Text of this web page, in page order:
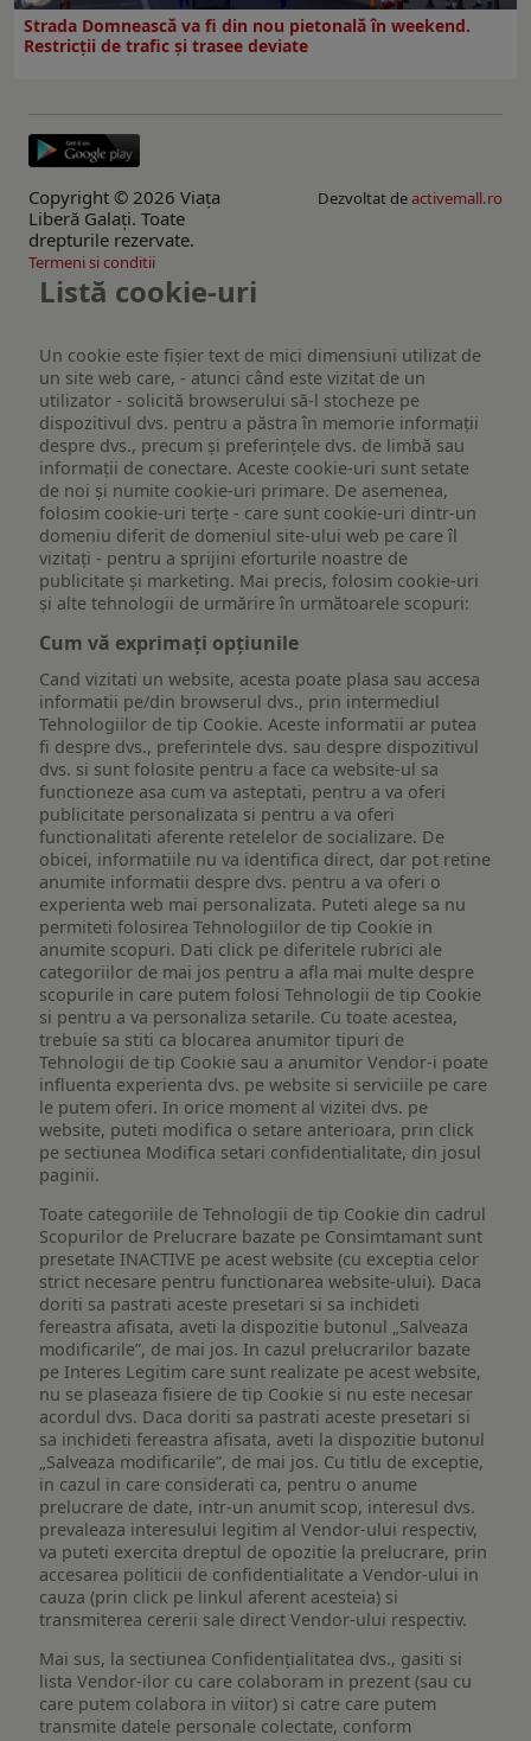
Strada Domnească va fi din nou pietonală în weekend.
Restricţii de trafic şi trasee deviate
Copyright © 2026 Viaţa
Liberă Galaţi. Toate
drepturile rezervate.
Dezvoltat deactivemall.ro
Termeni si conditii
Listă cookie-uri
Un cookie este fişier text de mici dimensiuni utilizat de
un site web care, - atunci când este vizitat de un
utilizator - solicită browserului să-l stocheze pe
dispozitivul dvs. pentru a păstra în memorie informații
despre dvs., precum și preferințele dvs. de limbă sau
informații de conectare. Aceste cookie-uri sunt setate
de noi și numite cookie-uri primare. De asemenea,
folosim cookie-uri terțe - care sunt cookie-uri dintr-un
domeniu diferit de domeniul site-ului web pe care îl
vizitați - pentru a sprijini eforturile noastre de
publicitate și marketing. Mai precis, folosim cookie-uri
și alte tehnologii de urmărire în următoarele scopuri:
Cum vă exprimați opțiunile
Cand vizitati un website, acesta poate plasa sau accesa
informatii pe/din browserul dvs., prin intermediul
Tehnologiilor de tip Cookie. Aceste informatii ar putea
fi despre dvs., preferintele dvs. sau despre dispozitivul
dvs. si sunt folosite pentru a face ca website-ul sa
functioneze asa cum va asteptati, pentru a va oferi
publicitate personalizata si pentru a va oferi
functionalitati aferente retelelor de socializare. De
obicei, informatiile nu va identifica direct, dar pot retine
anumite informatii despre dvs. pentru a va oferi o
experienta web mai personalizata. Puteti alege sa nu
permiteti folosirea Tehnologiilor de tip Cookie in
anumite scopuri. Dati click pe diferitele rubrici ale
categoriilor de mai jos pentru a afla mai multe despre
scopurile in care putem folosi Tehnologii de tip Cookie
si pentru a va personaliza setarile. Cu toate acestea,
trebuie sa stiti ca blocarea anumitor tipuri de
Tehnologii de tip Cookie sau a anumitor Vendor-i poate
influenta experienta dvs. pe website si serviciile pe care
le putem oferi. In orice moment al vizitei dvs. pe
website, puteti modifica o setare anterioara, prin click
pe sectiunea Modifica setari confidentialitate, din josul
paginii.
Toate categoriile de Tehnologii de tip Cookie din cadrul
Scopurilor de Prelucrare bazate pe Consimtamant sunt
presetate INACTIVE pe acest website (cu exceptia celor
strict necesare pentru functionarea website-ului). Daca
doriti sa pastrati aceste presetari si sa inchideti
fereastra afisata, aveti la dispozitie butonul „Salveaza
modificarile”, de mai jos. In cazul prelucrarilor bazate
pe Interes Legitim care sunt realizate pe acest website,
nu se plaseaza fisiere de tip Cookie si nu este necesar
acordul dvs. Daca doriti sa pastrati aceste presetari si
sa inchideti fereastra afisata, aveti la dispozitie butonul
„Salveaza modificarile”, de mai jos. Cu titlu de exceptie,
in cazul in care considerati ca, pentru o anume
prelucrare de date, intr-un anumit scop, interesul dvs.
prevaleaza interesului legitim al Vendor-ului respectiv,
va puteti exercita dreptul de opozitie la prelucrare, prin
accesarea politicii de confidentialitate a Vendor-ului in
cauza (prin click pe linkul aferent acesteia) si
transmiterea cererii sale direct Vendor-ului respectiv.
Mai sus, la sectiunea Confidențialitatea dvs., gasiti si
lista Vendor-ilor cu care colaboram in prezent (sau cu
care putem colabora in viitor) si catre care putem
transmite datele personale colectate, conform